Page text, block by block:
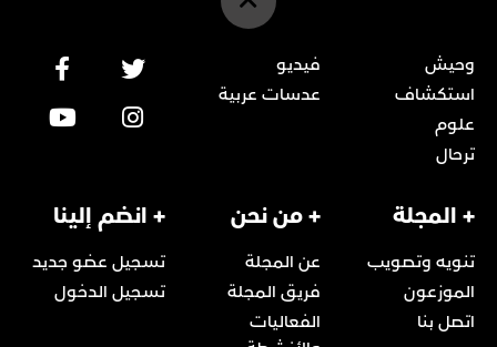
وحيش
استكشاف
علوم
ترحال
فيديو
عدسات عربية
+ المجلة
تنويه وتصويب
الموزعون
اتصل بنا
+ من نحن
عن المجلة
فريق المجلة
الفعاليات
+ انضم إلينا
تسجيل عضو جديد
تسجيل الدخول